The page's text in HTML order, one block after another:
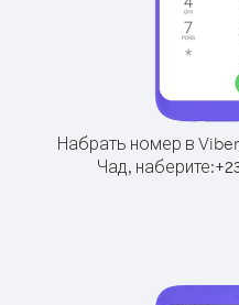
Набрать номер в
Чад, наберите:+